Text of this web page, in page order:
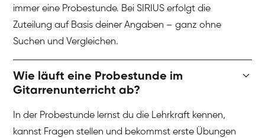
immer eine Probestunde. Bei SIRIUS erfolgt die
Zuteilung auf Basis deiner Angaben – ganz ohne
Suchen und Vergleichen.
Wie läuft eine Probestunde im
Gitarrenunterricht ab?
In der Probestunde lernst du die Lehrkraft kennen,
kannst Fragen stellen und bekommst erste Übungen